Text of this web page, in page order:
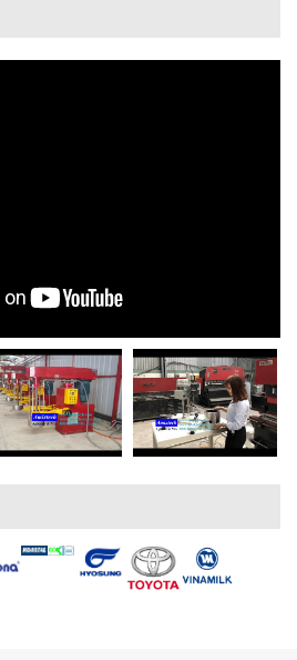
ceramic giúp nâng cao độ mịn, hiệu
ĐẦU TƯ MÁY TRỘN PHÂN BÓN NẰM
NGANG: LỢI ÍCH LÂU DÀI CHO DOANH
NGHIỆP SẢN XUẤT NÔNG NGHIỆP
Tìm hiểu lợi ích khi đầu tư máy trộn
phân bón nằm ngang: nâng cao hiệu
suất trộn, tiết kiệm chi phí, đảm bảo...
Hướng dẫn chi tiết những lưu ý khi lắp
đặt và vận hành máy khuấy hóa chất